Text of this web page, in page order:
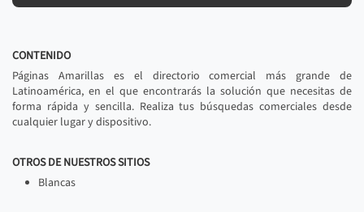
CONTENIDO
Páginas Amarillas es el directorio comercial más grande de
Latinoamérica, en el que encontrarás la solución que necesitas de
forma rápida y sencilla. Realiza tus búsquedas comerciales desde
cualquier lugar y dispositivo.
OTROS DE NUESTROS SITIOS
Blancas